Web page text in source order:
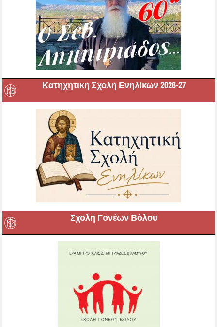
Κατηχητική Σχολή Ενηλίκων 2026-27
Σχολή Γονέων Βόλου